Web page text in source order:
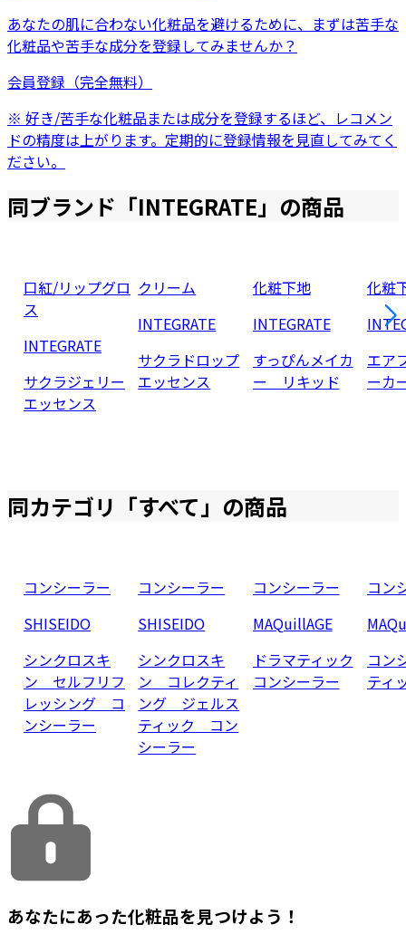
あなたの肌に合わない化粧品を避けるために、まずは苦手な
化粧品や苦手な成分を登録してみませんか？
会員登録（完全無料）
※ 好き/苦手な化粧品または成分を登録するほど、レコメン
ドの精度は上がります。定期的に登録情報を見直してみてく
ださい。
同ブランド「INTEGRATE」の商品
口紅/リップグロ
ス
INTEGRATE
サクラジェリー
エッセンス
クリーム
INTEGRATE
サクラドロップ
エッセンス
化粧下地
INTEGRATE
すっぴんメイカ
ー リキッド
化粧
エア
ーカ
同カテゴリ「すべて」の商品
コンシーラー
SHISEIDO
シンクロスキ
ン セルフリフ
レッシング コ
ンシーラー
コンシーラー
SHISEIDO
シンクロスキ
ン コレクティ
ング ジェルス
ティック コン
シーラー
コンシーラー
MAQuillAGE
ドラマティック
コンシーラー
コン
コン
ティ
あなたにあった化粧品を見つけよう！